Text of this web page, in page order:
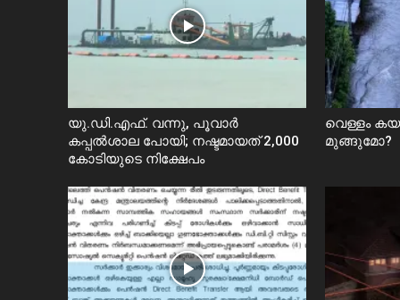
യു.ഡി.എഫ്. വന്നു, പൂവാർ
കപ്പൽശാല പോയി; നഷ്ടമായത് 2,000
കോടിയുടെ നിക്ഷേപം
വെള്ളം
മുങ്ങുമോ?